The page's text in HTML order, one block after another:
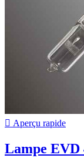
 Aperçu rapide
Lampe EVD